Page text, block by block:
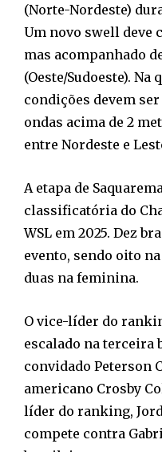
(Norte-Nordeste)
Um novo swell deve
mas acompanhado
(Oeste/Sudoeste). Na
condições devem
ondas acima de 2
entre Nordeste e
A etapa de
classificatória do
WSL em 2025. Dez
evento, sendo oito
duas na feminina.
O vice-líder do
escalado na terceira
convidado Peterson
americano Crosby
líder do ranking,
compete contra